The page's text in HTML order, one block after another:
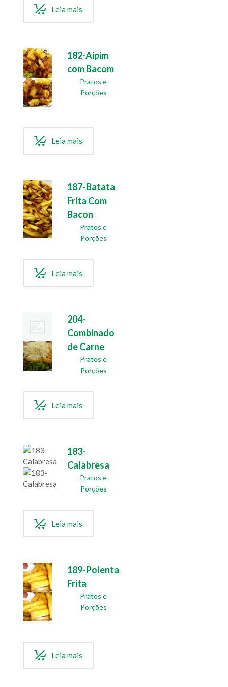
Leia mais
182-Aipim
com Bacom
Pratos e
Porções
Leia mais
187-Batata
Frita Com
Bacon
Pratos e
Porções
Leia mais
204-
Combinado
de Carne
Pratos e
Porções
Leia mais
183-
Calabresa
Pratos e
Porções
Leia mais
189-Polenta
Frita
Pratos e
Porções
Leia mais